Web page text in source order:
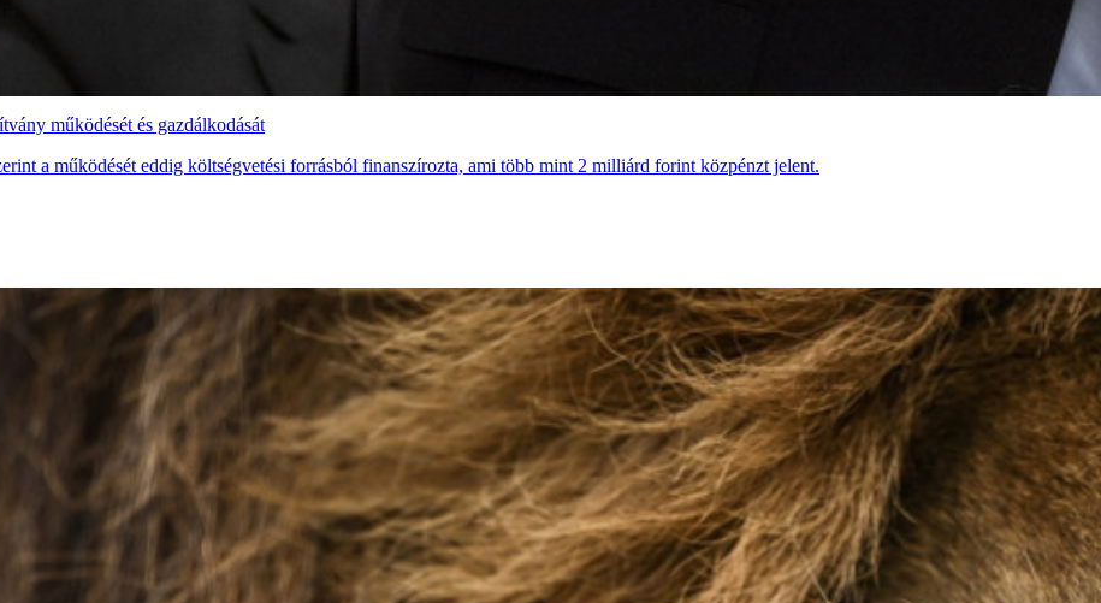
működését és gazdálkodását
a működését eddig költségvetési forrásból finanszírozta, ami több mint 2 milliárd forint közpénzt jelent.